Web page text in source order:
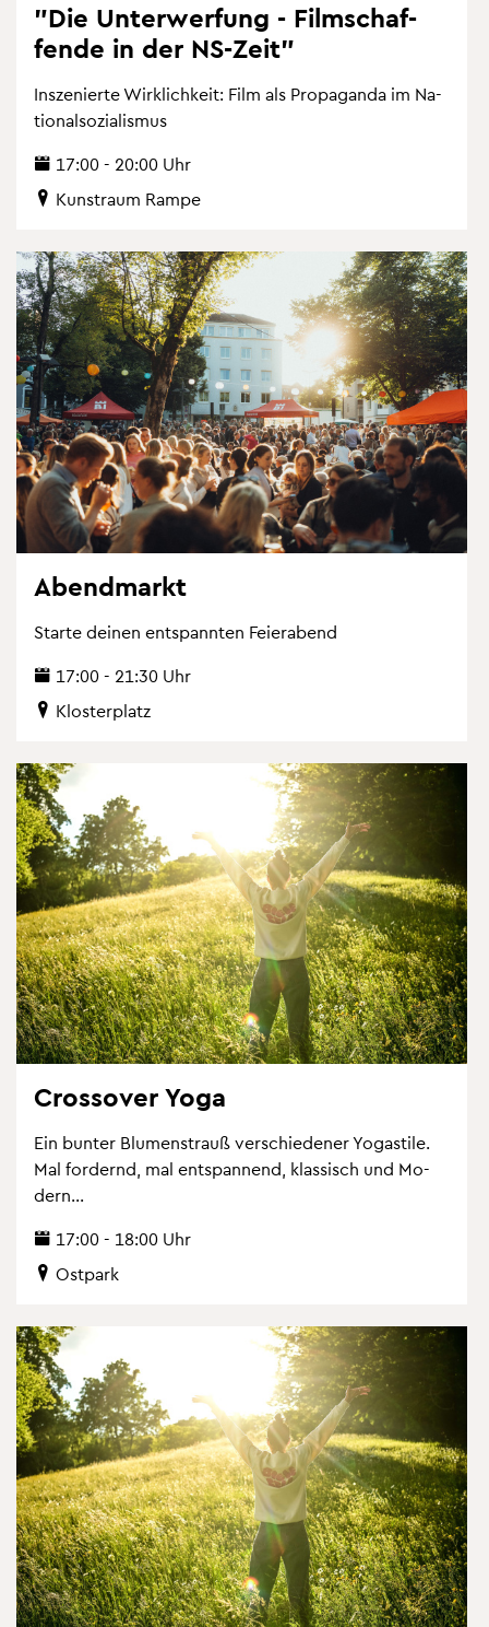
"Die Un­ter­wer­fung - Film­schaf­
fen­de in der NS-Zeit"
In­sze­nier­te Wirk­lich­keit: Film als Pro­pa­gan­da im Na­
tio­nal­so­zia­lis­mus
17:00 - 20:00 Uhr
Kunst­raum Rampe
Abend­markt
Star­te dei­nen ent­spann­ten Fei­er­abend
17:00 - 21:30 Uhr
Klos­ter­platz
Cross­over Yoga
Ein bun­ter Blu­men­strauß ver­schie­de­ner Yo­ga­s­ti­le.
Mal for­dernd, mal ent­span­nend, klas­sisch und Mo­
dern...
17:00 - 18:00 Uhr
Ost­park